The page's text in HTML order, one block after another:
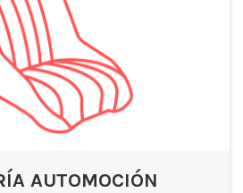
AUTOMOCIÓN